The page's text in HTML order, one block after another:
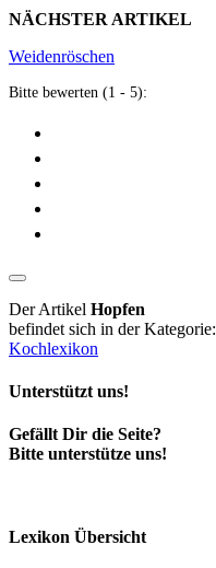
NÄCHSTER ARTIKEL
Weidenröschen
Bitte bewerten (1 - 5):
Der Artikel Hopfen
befindet sich in der Kategorie:
Kochlexikon
Unterstützt uns!
Gefällt Dir die Seite?
Bitte unterstütze uns!
Lexikon Übersicht